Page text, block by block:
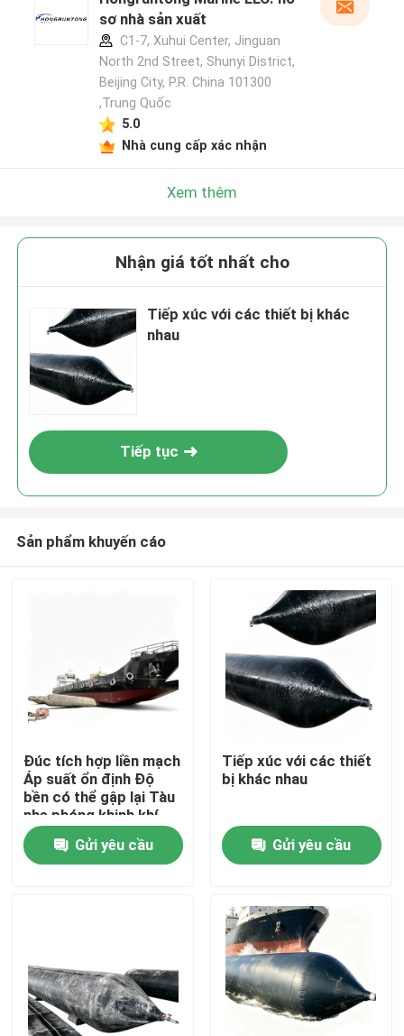
Sản phẩm
Video
sơ nhà sản xuất
C1-7, Xuhui Center, Jinguan
North 2nd Street, Shunyi District,
Beijing City, P.R. China 101300
,Trung Quốc
5.0
Nhà cung cấp xác nhận
Xem thêm
Nhận giá tốt nhất cho
Tiếp xúc với các thiết bị khác
nhau
Tiếp tục
Sản phẩm khuyến cáo
Đúc tích hợp liền mạch
Áp suất ổn định Độ
bền có thể gập lại Tàu
nhẹ phóng khinh khí
cầu Túi khí hàng hải
Gửi yêu cầu
Tiếp xúc với các thiết
bị khác nhau
Gửi yêu cầu